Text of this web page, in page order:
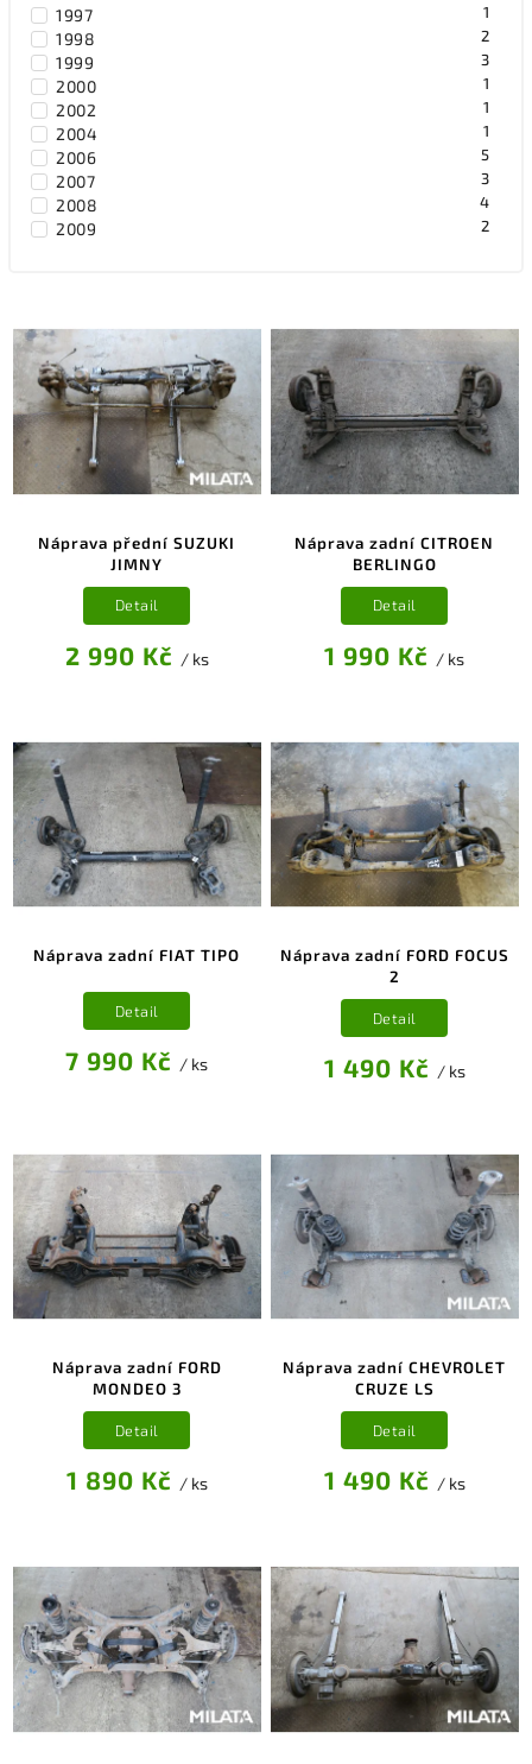
1997 1
1998 2
1999 3
2000 1
2002 1
2004 1
2006 5
2007 3
2008 4
2009 2
Náprava přední SUZUKI
JIMNY
2 990 Kč / ks
Detail
Náprava zadní CITROEN
BERLINGO
1 990 Kč / ks
Detail
Náprava zadní FIAT TIPO
7 990 Kč / ks
Detail
Náprava zadní FORD FOCUS
2
1 490 Kč / ks
Detail
Náprava zadní FORD
MONDEO 3
1 890 Kč / ks
Detail
Náprava zadní CHEVROLET
CRUZE LS
1 490 Kč / ks
Detail